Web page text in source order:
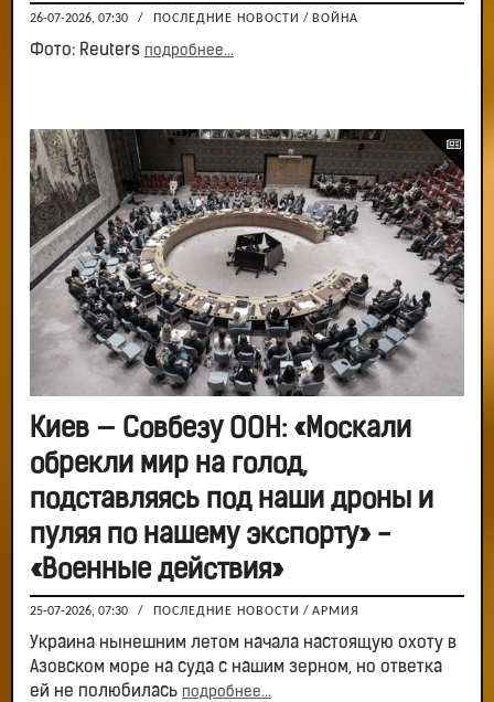
26-07-2026, 07:30 / ПОСЛЕДНИЕ НОВОСТИ / ВОЙНА
Фото: Reuters подробнее...
Киев — Совбезу ООН: «Москали
обрекли мир на голод,
подставляясь под наши дроны и
пуляя по нашему экспорту» -
«Военные действия»
25-07-2026, 07:30 / ПОСЛЕДНИЕ НОВОСТИ / АРМИЯ
Украина нынешним летом начала настоящую охоту в
Азовском море на суда с нашим зерном, но ответка
ей не полюбилась подробнее...